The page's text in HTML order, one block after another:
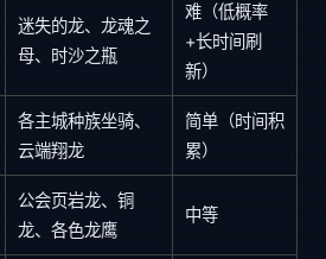
迷失的龙、龙魂之
母、时沙之瓶
难（低概率
+长时间刷
新）
各主城种族坐骑、
云端翔龙
简单（时间积
累）
公会页岩龙、铜
龙、各色龙鹰
中等